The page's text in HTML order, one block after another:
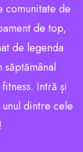
comunitate de
de top,
de legenda
Intră și
dintre cele